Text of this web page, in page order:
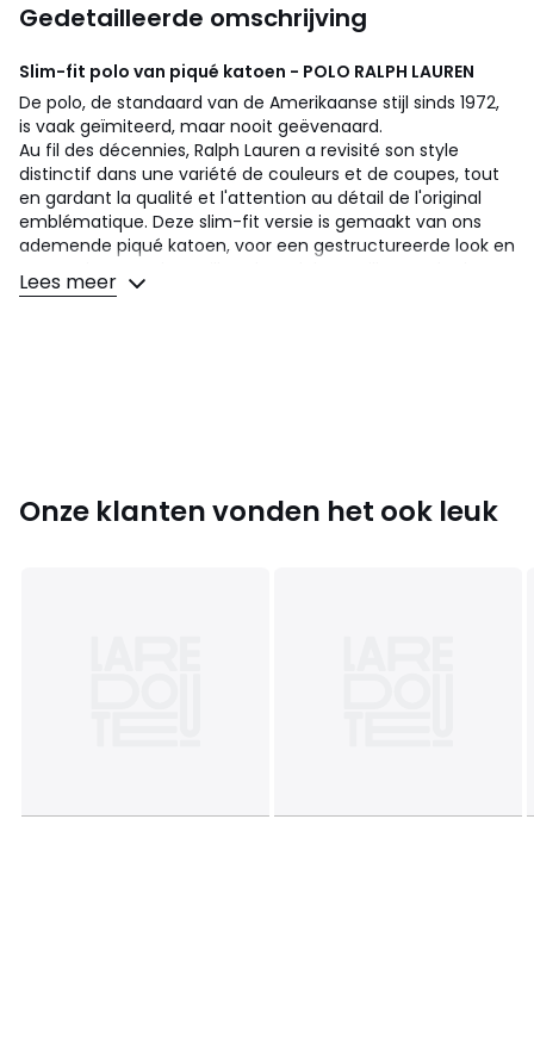
Gedetailleerde omschrijving
Slim-fit polo van piqué katoen - POLO RALPH LAUREN
De polo, de standaard van de Amerikaanse stijl sinds 1972,
is vaak geïmiteerd, maar nooit geëvenaard.
Au fil des décennies, Ralph Lauren a revisité son style
distinctif dans une variété de couleurs et de coupes, tout
en gardant la qualité et l'attention au détail de l'original
emblématique. Deze slim-fit versie is gemaakt van ons
ademende piqué katoen, voor een gestructureerde look en
dichtst bij het lichaam ligt. De mouw omsluit de biceps.
• Iets langer rugpand.
Lees meer
Onze klanten vonden het ook leuk